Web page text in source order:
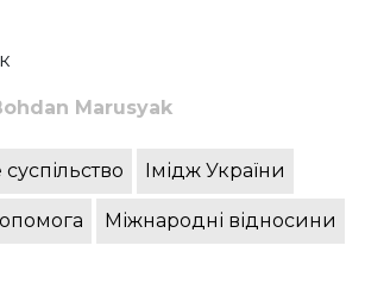
Marusyak
Імідж України
Міжнародні відносини